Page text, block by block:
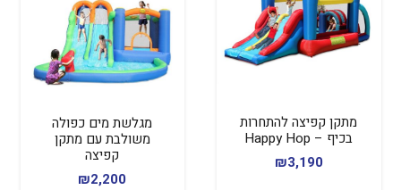
מתקן קפיצה להתחרות
בכיף – Happy Hop
₪3,190
מגלשת מים כפולה
משולבת עם מתקן
קפיצה
₪2,200